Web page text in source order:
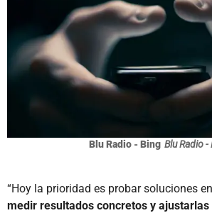
Blu Radio - Bing Blu Radio -
“Hoy la prioridad es probar soluciones
medir resultados concretos y ajustarlas